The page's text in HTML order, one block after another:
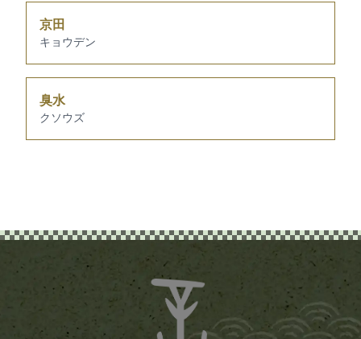
京田
キョウデン
臭水
クソウズ